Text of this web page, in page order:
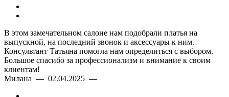
В этом замечательном салоне нам подобрали платья на
выпускной, на последний звонок и аксессуары к ним.
Консультант Татьяна помогла нам определиться с выбором.
Большое спасибо за профессионализм и внимание к своим
клиентам!
Милана — 02.04.2025 —